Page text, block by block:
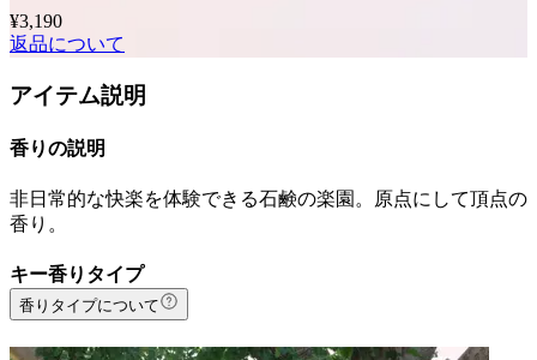
¥3,190
返品について
アイテム説明
香りの説明
非日常的な快楽を体験できる石鹸の楽園。原点にして頂点の
香り。
キー香りタイプ
香りタイプについて